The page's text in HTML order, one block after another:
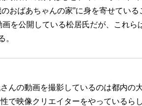
のおばあちゃんの家”に身を寄せてい
画を公開している松居氏だが、これ
。
さんの動画を撮影しているのは都内の
で映像クリエイターをやっているら